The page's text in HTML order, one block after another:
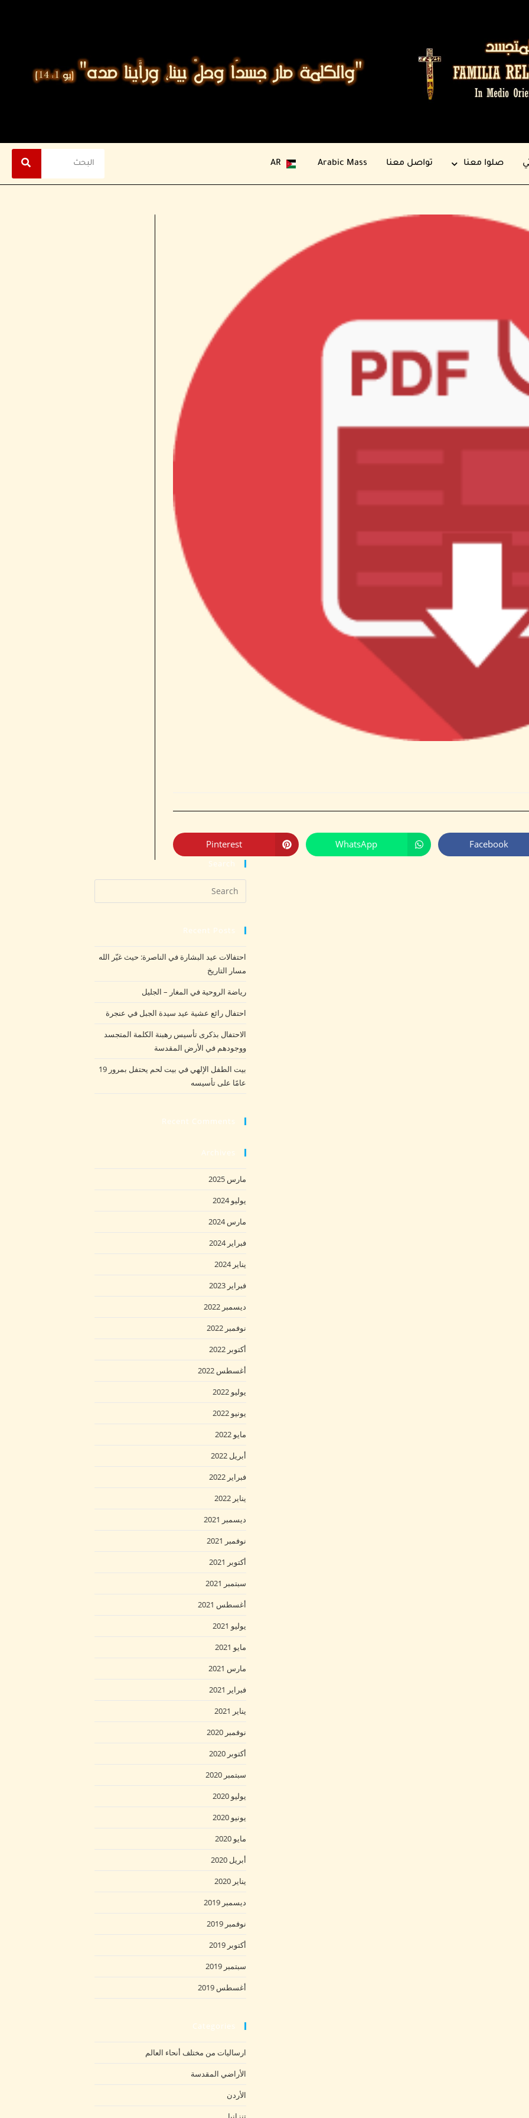
صلوا معنا تواصل معنا Arabic Mass
AR
Facebook
WhatsApp
Pinterest
Search
Recent Posts
احتفالات عيد البشارة في الناصرة: حيث غيّر الله
مسار التاريخ
رياضة الروحية في المغار – الجليل
احتفال رائع عشية عيد سيدة الجبل في عنجرة
الاحتفال بذكرى تأسيس رهبنة الكلمة المتجسد
ووجودهم في الأرض المقدسة
بيت الطفل الإلهي في بيت لحم يحتفل بمرور 19
عامًا على تأسيسه
Recent Comments
Archives
مارس 2025
يوليو 2024
مارس 2024
فبراير 2024
يناير 2024
فبراير 2023
ديسمبر 2022
نوفمبر 2022
أكتوبر 2022
أغسطس 2022
يوليو 2022
يونيو 2022
مايو 2022
أبريل 2022
فبراير 2022
يناير 2022
ديسمبر 2021
نوفمبر 2021
أكتوبر 2021
سبتمبر 2021
أغسطس 2021
يوليو 2021
مايو 2021
مارس 2021
فبراير 2021
يناير 2021
نوفمبر 2020
أكتوبر 2020
سبتمبر 2020
يوليو 2020
يونيو 2020
مايو 2020
أبريل 2020
يناير 2020
ديسمبر 2019
نوفمبر 2019
أكتوبر 2019
سبتمبر 2019
أغسطس 2019
Categories
ارساليات من مختلف أنحاء العالم
الأراضي المقدسة
الأردن